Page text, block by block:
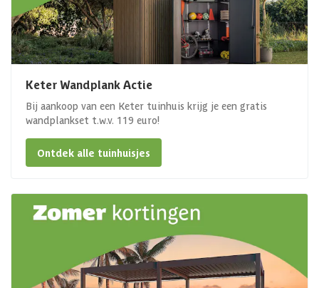
Keter Wandplank Actie
Bij aankoop van een Keter tuinhuis krijg je een gratis
wandplankset t.w.v. 119 euro!
Ontdek alle tuinhuisjes